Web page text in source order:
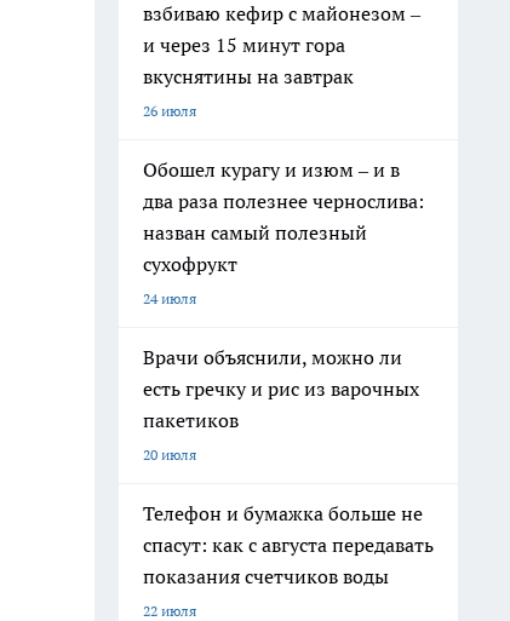
взбиваю кефир с майонезом –
и через 15 минут гора
вкуснятины на завтрак
26 июля
Обошел курагу и изюм – и в
два раза полезнее чернослива:
назван самый полезный
сухофрукт
24 июля
Врачи объяснили, можно ли
есть гречку и рис из варочных
пакетиков
20 июля
Телефон и бумажка больше не
спасут: как с августа передавать
показания счетчиков воды
22 июля